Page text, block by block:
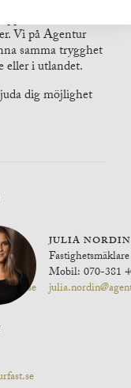
både
Vi på Agentur
samma trygghet
eller i utlandet.
dig möjlighet
JULIA NORDIN
Fastighetsmäklare
Mobil: 070-381